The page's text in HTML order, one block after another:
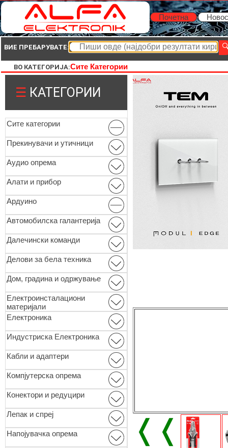
Почетна
ВИЕ ПРЕБАРУВАТЕ:
ВО КАТЕГОРИЈА:Сите Категории
☰ КАТЕГОРИИ
Сите категории
Прекинувачи и утичници
Аудио опрема
Алати и прибор
Ардуино
Автомобилска галантерија
Далечински команди
Делови за бела техника
Дом, градина и одржување
Електроинсталациони
материјали
Електроника
Индустриска Електроника
Кабли и адаптери
Компјутерска опрема
Конектори и редуцири
Лепак и спреј
Напојувачка опрема
❬❬